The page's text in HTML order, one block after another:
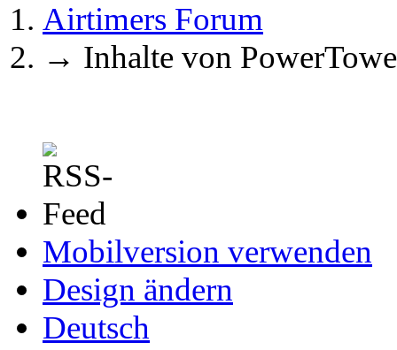
Airtimers Forum
→ Inhalte von
Mobilversion verwenden
Design ändern
Deutsch